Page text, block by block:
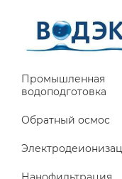
Промышленная
водоподготовка
Обратный осмос